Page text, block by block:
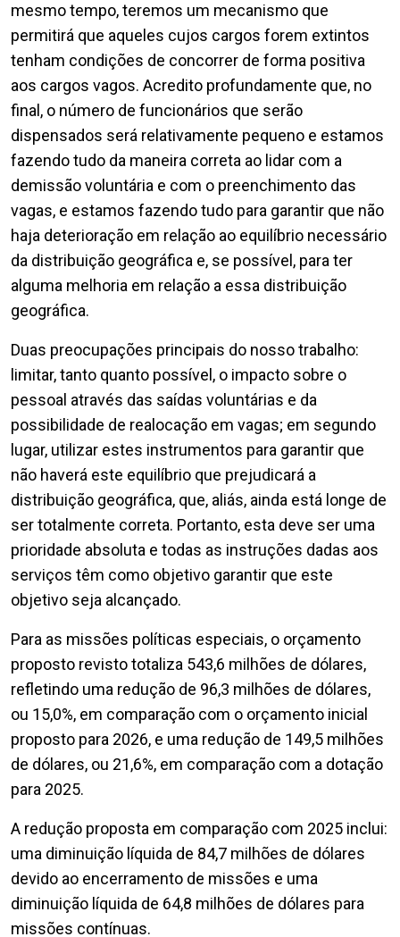
mesmo tempo, teremos um mecanismo que
permitirá que aqueles cujos cargos forem extintos
tenham condições de concorrer de forma positiva
aos cargos vagos. Acredito profundamente que, no
final, o número de funcionários que serão
dispensados será relativamente pequeno e estamos
fazendo tudo da maneira correta ao lidar com a
demissão voluntária e com o preenchimento das
vagas, e estamos fazendo tudo para garantir que não
haja deterioração em relação ao equilíbrio necessário
da distribuição geográfica e, se possível, para ter
alguma melhoria em relação a essa distribuição
geográfica.
Duas preocupações principais do nosso trabalho:
limitar, tanto quanto possível, o impacto sobre o
pessoal através das saídas voluntárias e da
possibilidade de realocação em vagas; em segundo
lugar, utilizar estes instrumentos para garantir que
não haverá este equilíbrio que prejudicará a
distribuição geográfica, que, aliás, ainda está longe de
ser totalmente correta. Portanto, esta deve ser uma
prioridade absoluta e todas as instruções dadas aos
serviços têm como objetivo garantir que este
objetivo seja alcançado.
Para as missões políticas especiais, o orçamento
proposto revisto totaliza 543,6 milhões de dólares,
refletindo uma redução de 96,3 milhões de dólares,
ou 15,0%, em comparação com o orçamento inicial
proposto para 2026, e uma redução de 149,5 milhões
de dólares, ou 21,6%, em comparação com a dotação
para 2025.
A redução proposta em comparação com 2025 inclui:
uma diminuição líquida de 84,7 milhões de dólares
devido ao encerramento de missões e uma
diminuição líquida de 64,8 milhões de dólares para
missões contínuas.